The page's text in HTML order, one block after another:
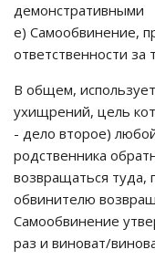
демонстративными
е) Самообвинение,
ответственности за
В общем,
ухищрений, цель
- дело второе)
родственника
возвращаться туда,
обвинителю
Самообвинение
раз и виноват/